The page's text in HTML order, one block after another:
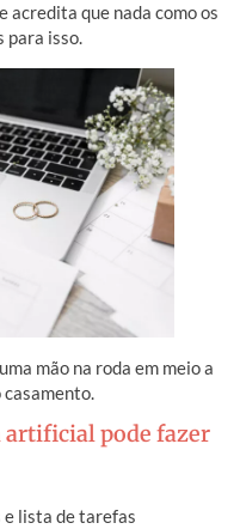
acredita que nada como os
para isso.
mão na roda em meio a
artificial pode fazer
lista de tarefas